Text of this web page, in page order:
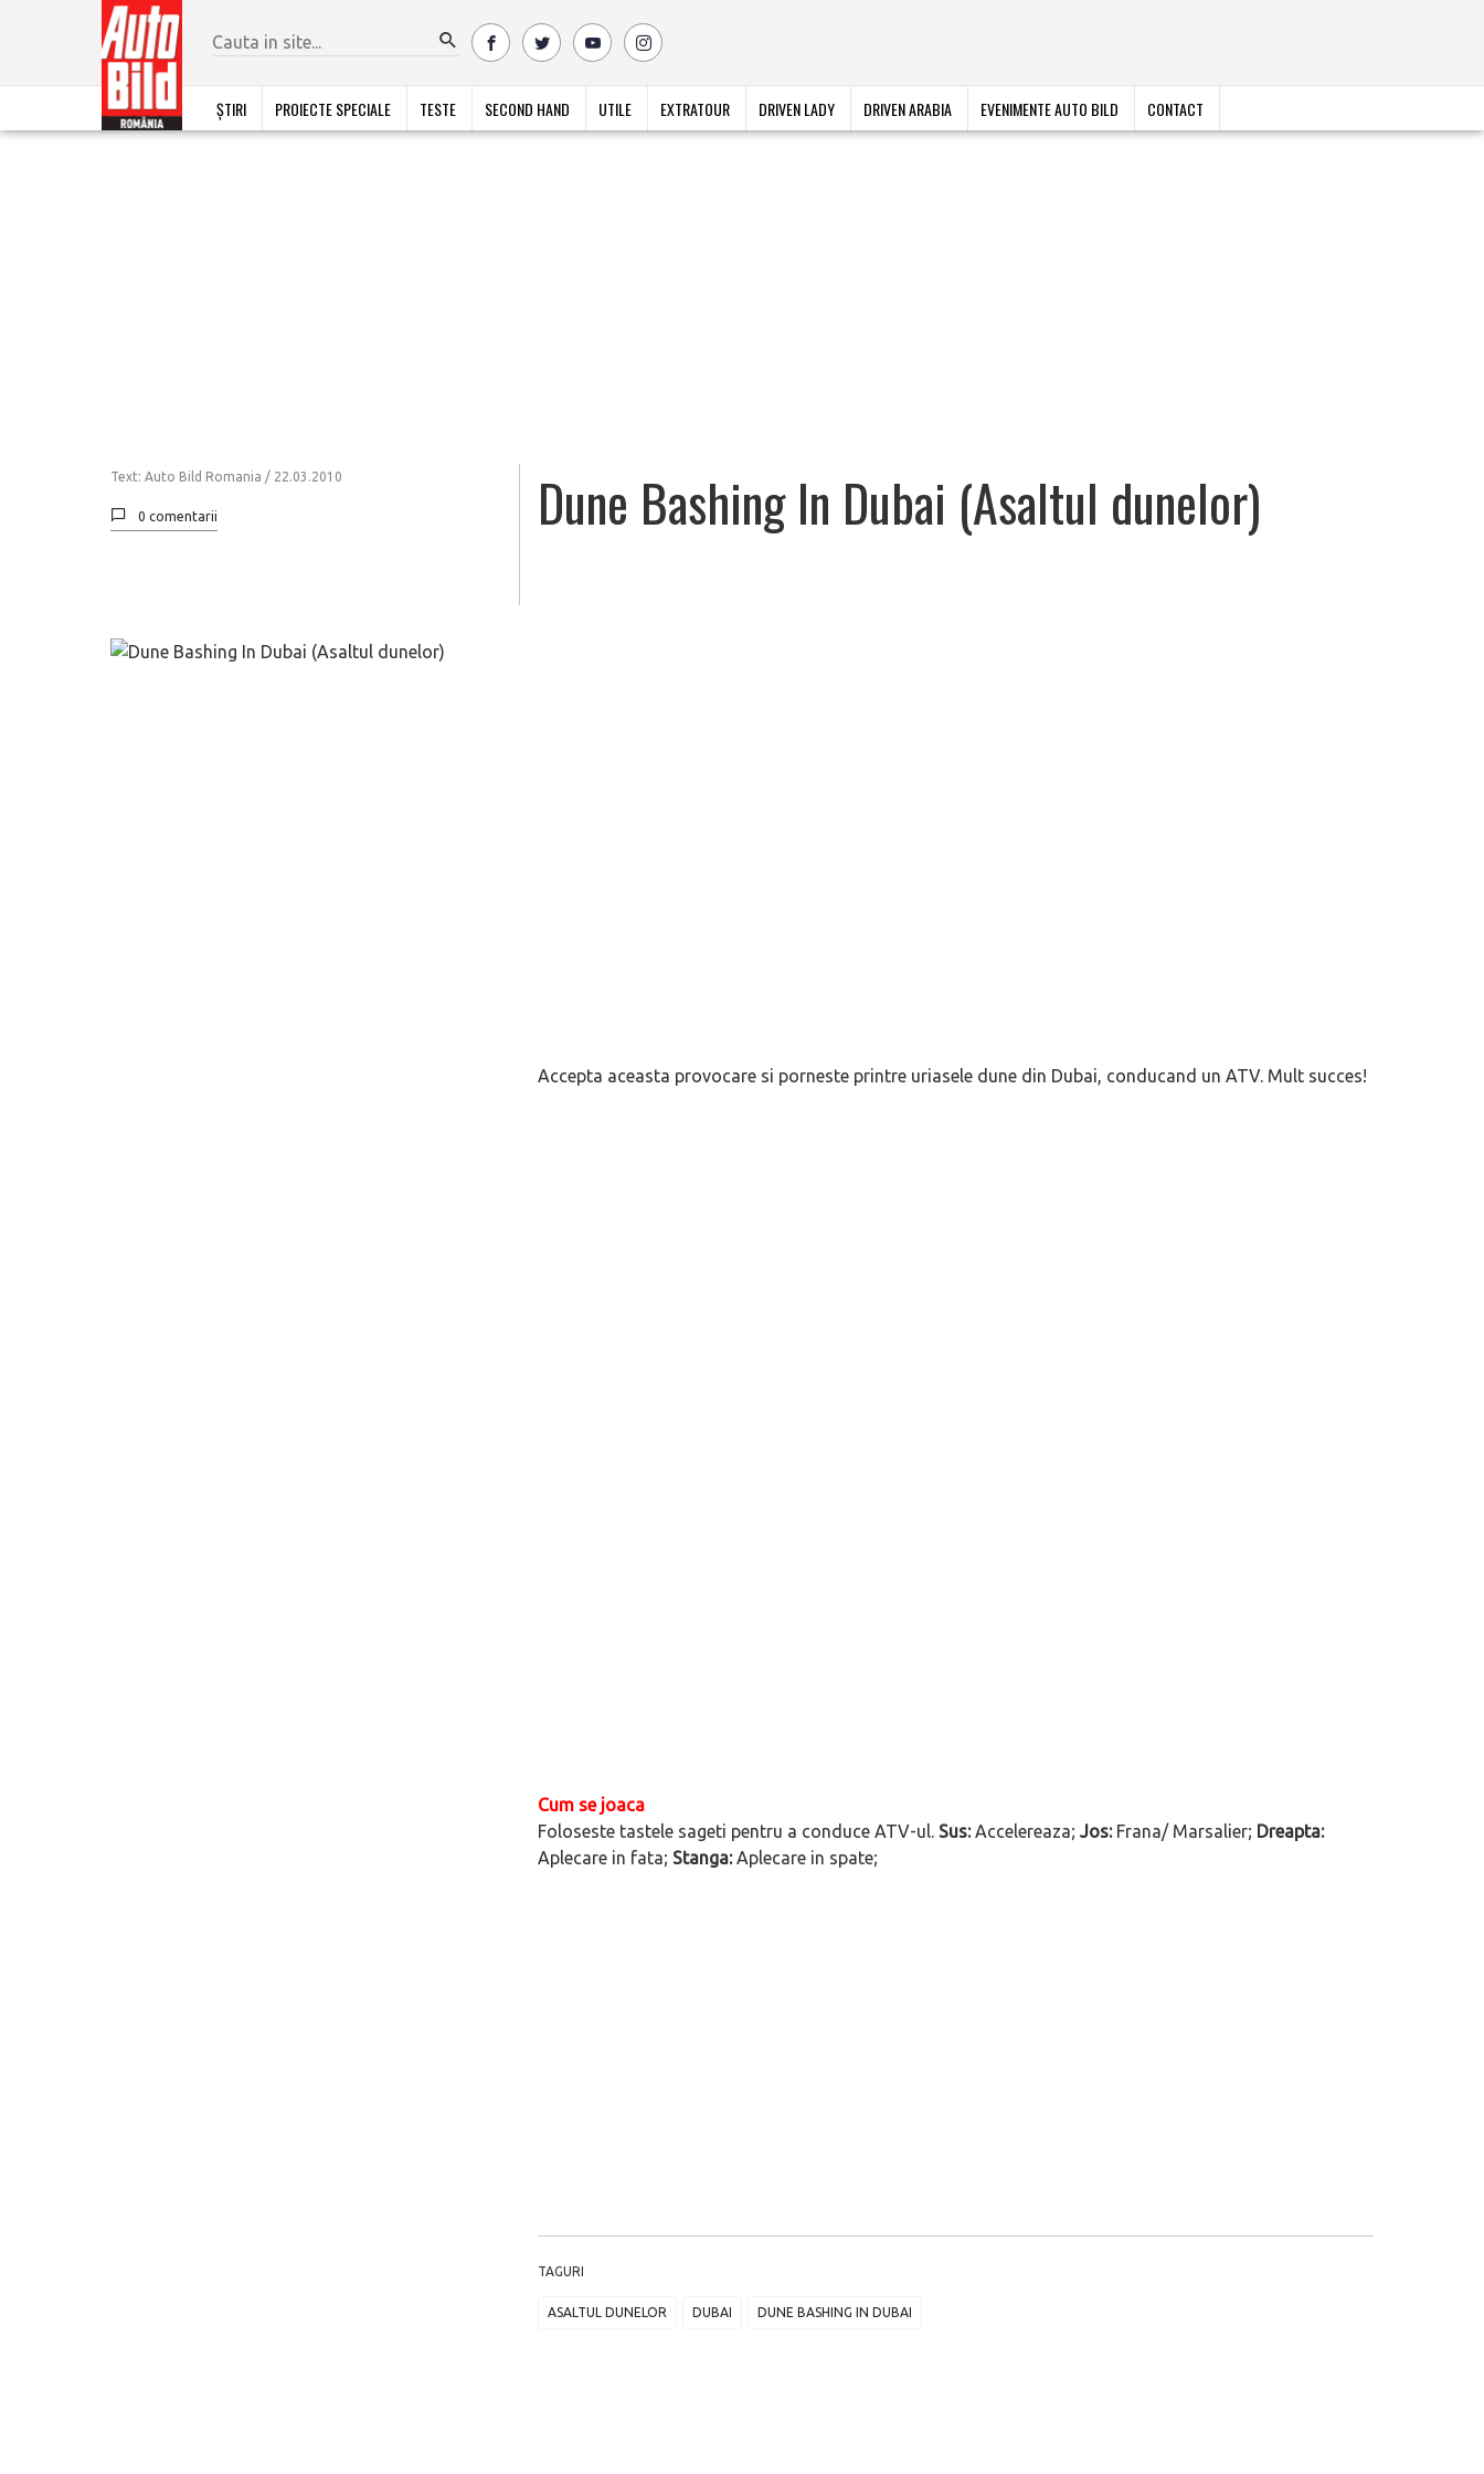
ȘTIRI PROIECTE SPECIALE TESTE SECOND HAND UTILE EXTRATOUR DRIVEN LADY DRIVEN ARABIA EVENIMENTE AUTO BILD CONTACT
Text: Auto Bild Romania / 22.03.2010
0 comentarii Dune Bashing In Dubai (Asaltul dunelor)
Accepta aceasta provocare si porneste printre uriasele dune din Dubai, conducand un ATV. Mult succes!
Cum se joaca
Foloseste tastele sageti pentru a conduce ATV-ul. Sus:Accelereaza; Jos:Frana/ Marsalier; Dreapta:
Aplecare in fata; Stanga:Aplecare in spate;
TAGURI
ASALTUL DUNELOR DUBAI DUNE BASHING IN DUBAI